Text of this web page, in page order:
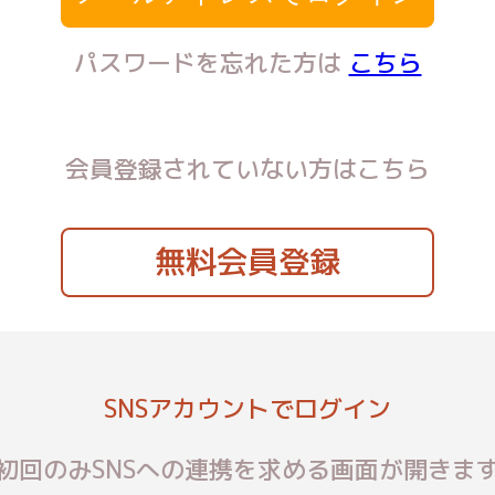
パスワードを忘れた方は こちら
会員登録されていない方はこちら
無料会員登録
SNSアカウントでログイン
回のみSNSへの連携を求める画面が開きま